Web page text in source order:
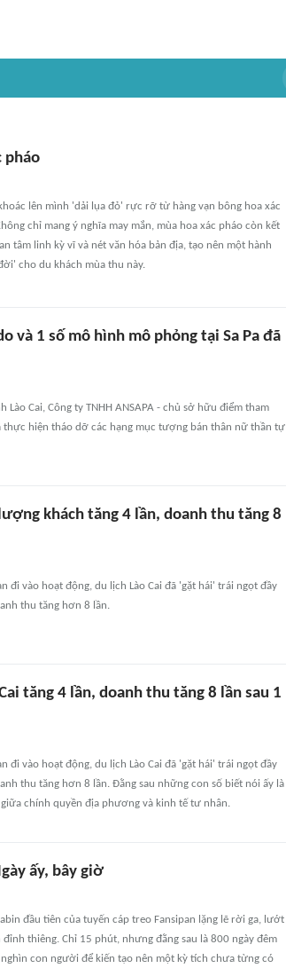
pháo
lên mình 'dải lụa đỏ' rực rỡ từ hàng vạn bông hoa xác
chỉ mang ý nghĩa may mắn, mùa hoa xác pháo còn kết
tâm linh kỳ vĩ và nét văn hóa bản địa, tạo nên một hành
cho du khách mùa thu này.
và 1 số mô hình mô phỏng tại Sa Pa đã
Cai, Công ty TNHH ANSAPA - chủ sở hữu điểm tham
hiện tháo dỡ các hạng mục tượng bán thân nữ thần tự
khách tăng 4 lần, doanh thu tăng 8
đi vào hoạt động, du lịch Lào Cai đã 'gặt hái' trái ngọt đầy
thu tăng hơn 8 lần.
tăng 4 lần, doanh thu tăng 8 lần sau 1
đi vào hoạt động, du lịch Lào Cai đã 'gặt hái' trái ngọt đầy
thu tăng hơn 8 lần. Đằng sau những con số biết nói ấy là
chính quyền địa phương và kinh tế tư nhân.
ấy, bây giờ
đầu tiên của tuyến cáp treo Fansipan lặng lẽ rời ga, lướt
thiêng. Chỉ 15 phút, nhưng đằng sau là 800 ngày đêm
con người để kiến tạo nên một kỳ tích chưa từng có